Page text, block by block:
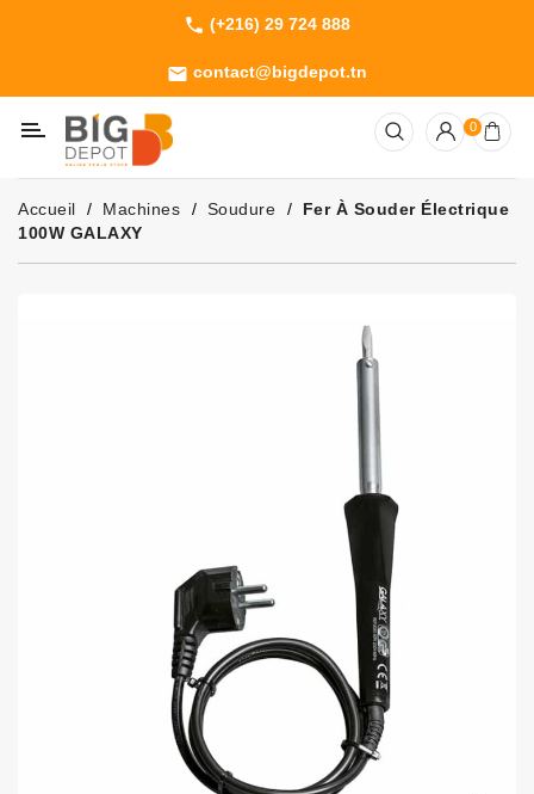
phone (+216) 29 724 888
email contact@bigdepot.tn
Machines
Outillage
Jardinage
Consommables
0
Accueil Machines Soudure
Fer À Souder Électrique
100W GALAXY